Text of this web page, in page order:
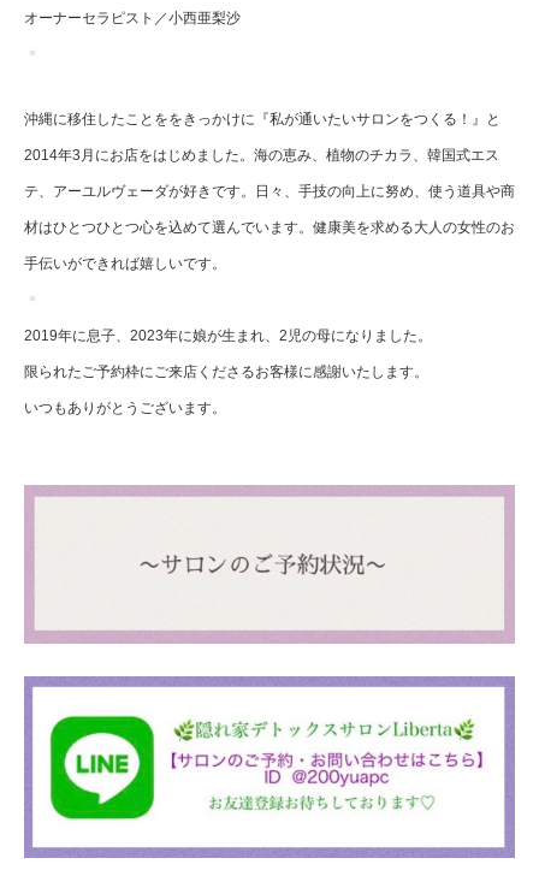
オーナーセラピスト／小西亜梨沙
沖縄に移住したことををきっかけに『私が通いたいサロンをつくる！』と
2014年3月にお店をはじめました。海の恵み、植物のチカラ、韓国式エス
テ、アーユルヴェーダが好きです。日々、手技の向上に努め、使う道具や商
材はひとつひとつ心を込めて選んでいます。健康美を求める大人の女性のお
手伝いができれば嬉しいです。
2019年に息子、2023年に娘が生まれ、2児の母になりました。
限られたご予約枠にご来店くださるお客様に感謝いたします。
いつもありがとうございます。